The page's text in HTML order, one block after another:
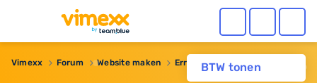
BTW tonen
Vimexx Forum Website maken Error listing files